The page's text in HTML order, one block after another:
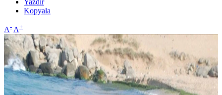
Kopyala
A- A+